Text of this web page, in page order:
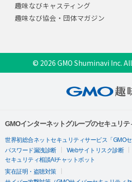
趣味なびキャスティング
趣味なび協会・団体マガジン
© 2026 GMO Shuminavi Inc.